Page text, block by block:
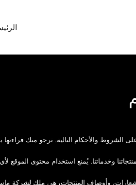
الشروط والأحكام التالية. نرجو منك
وخدماتنا. يُمنع استخدام محتوى الموقع
وأوصاف المنتجات، هي ملك لشركة